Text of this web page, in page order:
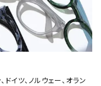
イツ、ノルウェー、オラン